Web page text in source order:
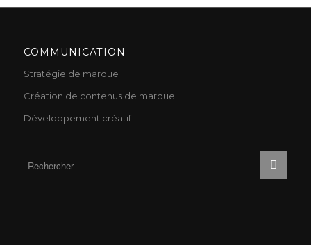
COMMUNICATION
Stratégie de marque
Création de contenus de marque
Développement créatif